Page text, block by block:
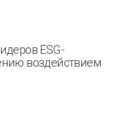
ESG-
воздействием